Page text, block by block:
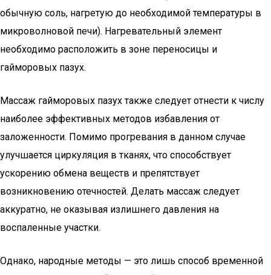
обычную соль, нагретую до необходимой температуры в
микроволновой печи). Нагревательный элемент
необходимо расположить в зоне переносицы и
гайморовых пазух.
Массаж гайморовых пазух также следует отнести к числу
наиболее эффективных методов избавления от
заложенности. Помимо прогревания в данном случае
улучшается циркуляция в тканях, что способствует
ускорению обмена веществ и препятствует
возникновению отечностей. Делать массаж следует
аккуратно, не оказывая излишнего давления на
воспаленные участки.
Однако, народные методы — это лишь способ временной